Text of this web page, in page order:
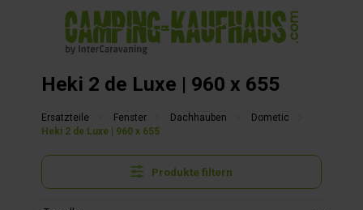
springen
Heki 2 de Luxe | 960 x 655
Ersatzteile Fenster Dachhauben
Dometic
Heki 2 de Luxe | 960 x 655
Produkte filtern